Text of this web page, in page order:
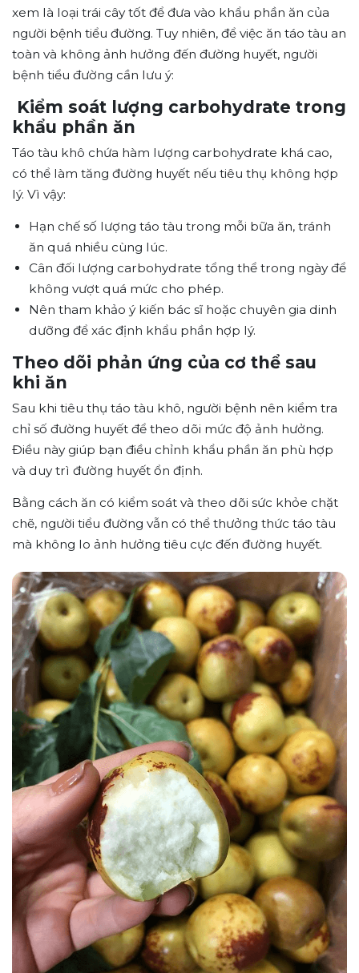
xem là loại trái cây tốt để đưa vào khẩu phần ăn của
người bệnh tiểu đường. Tuy nhiên, để việc ăn táo tàu an
toàn và không ảnh hưởng đến đường huyết, người
bệnh tiểu đường cần lưu ý:
Kiểm soát lượng carbohydrate trong
khẩu phần ăn
Táo tàu khô chứa hàm lượng carbohydrate khá cao,
có thể làm tăng đường huyết nếu tiêu thụ không hợp
lý. Vì vậy:
Hạn chế số lượng táo tàu trong mỗi bữa ăn, tránh
ăn quá nhiều cùng lúc.
Cân đối lượng carbohydrate tổng thể trong ngày để
không vượt quá mức cho phép.
Nên tham khảo ý kiến bác sĩ hoặc chuyên gia dinh
dưỡng để xác định khẩu phần hợp lý.
Theo dõi phản ứng của cơ thể sau
khi ăn
Sau khi tiêu thụ táo tàu khô, người bệnh nên kiểm tra
chỉ số đường huyết để theo dõi mức độ ảnh hưởng.
Điều này giúp bạn điều chỉnh khẩu phần ăn phù hợp
và duy trì đường huyết ổn định.
Bằng cách ăn có kiểm soát và theo dõi sức khỏe chặt
chẽ, người tiểu đường vẫn có thể thưởng thức táo tàu
mà không lo ảnh hưởng tiêu cực đến đường huyết.